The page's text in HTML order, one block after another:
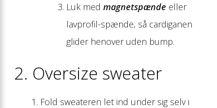
Luk med magnetspænde eller
lavprofil-spænde, så cardiganen
glider henover uden bump.
2. Oversize sweater
Fold sweateren let ind under sig selv i